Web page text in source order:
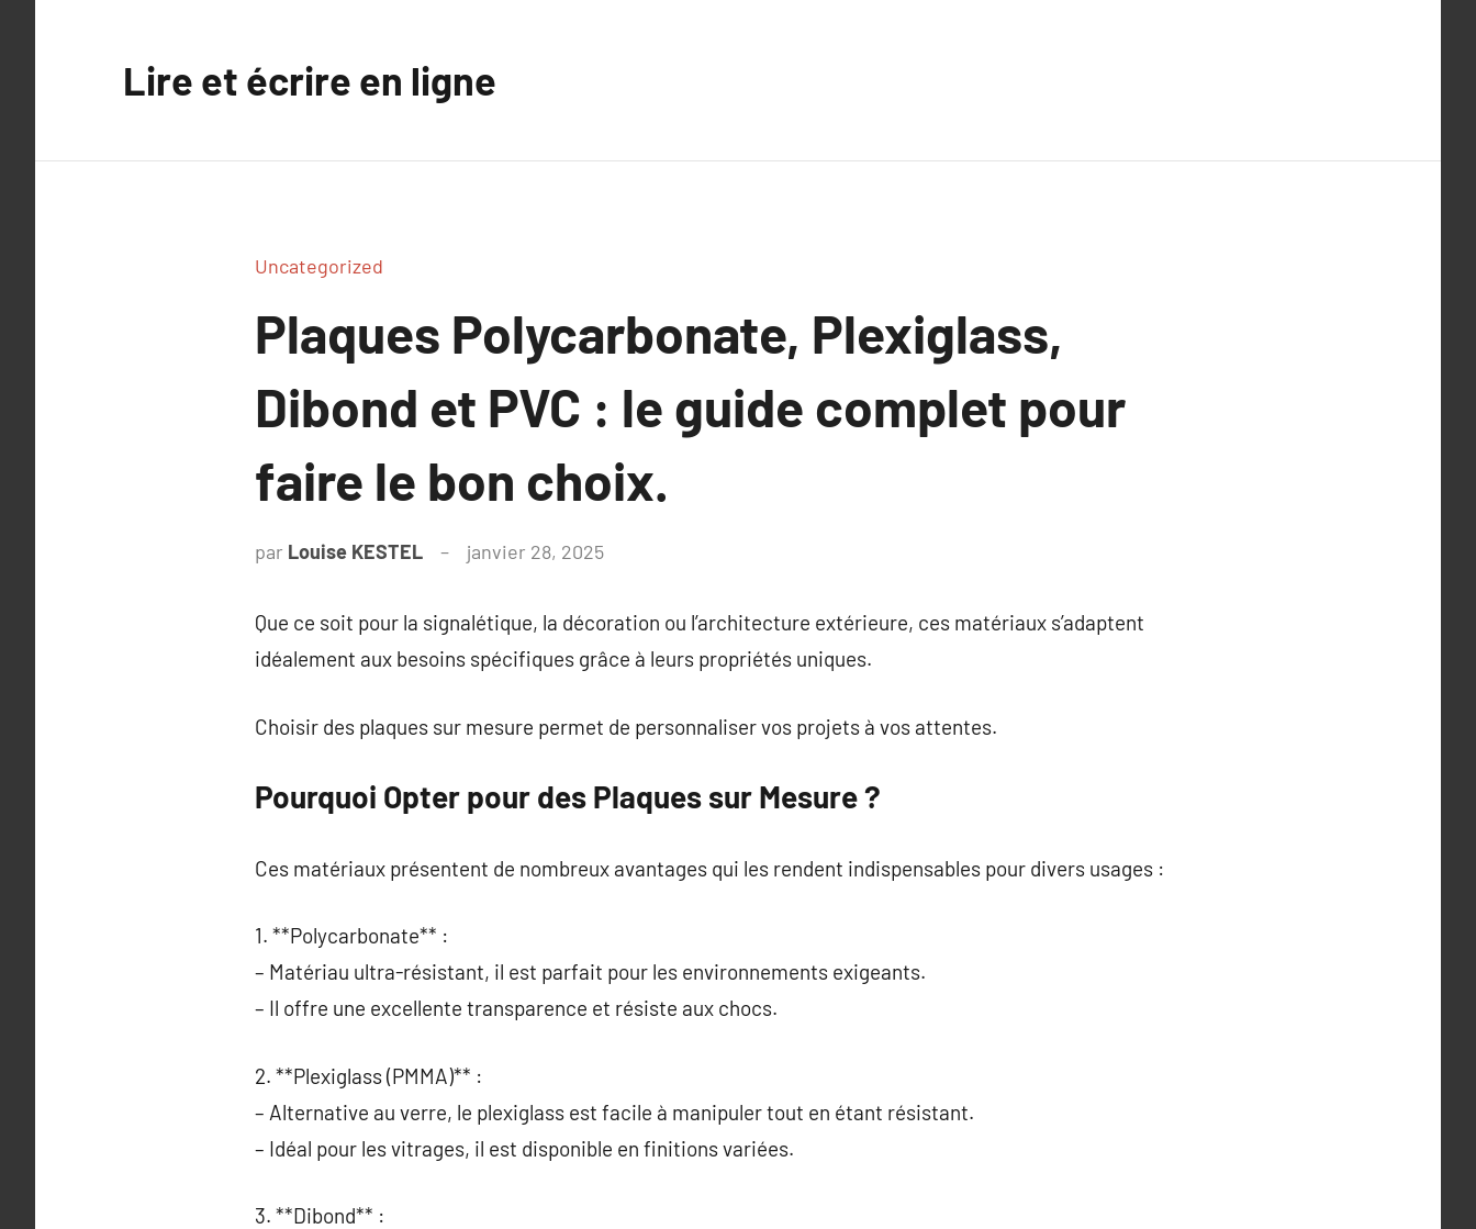
Lire et écrire en ligne
Uncategorized
Plaques Polycarbonate, Plexiglass,
Dibond et PVC : le guide complet pour
faire le bon choix.
par Louise KESTEL janvier 28, 2025
Que ce soit pour la signalétique, la décoration ou l’architecture extérieure, ces matériaux s’adaptent
idéalement aux besoins spécifiques grâce à leurs propriétés uniques.
Choisir des plaques sur mesure permet de personnaliser vos projets à vos attentes.
Pourquoi Opter pour des Plaques sur Mesure ?
Ces matériaux présentent de nombreux avantages qui les rendent indispensables pour divers usages :
1. **Polycarbonate** :
– Matériau ultra-résistant, il est parfait pour les environnements exigeants.
– Il offre une excellente transparence et résiste aux chocs.
2. **Plexiglass (PMMA)** :
– Alternative au verre, le plexiglass est facile à manipuler tout en étant résistant.
– Idéal pour les vitrages, il est disponible en finitions variées.
3. **Dibond** :